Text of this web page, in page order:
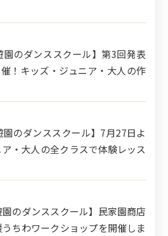
園のダンススクール】第3回発表
！キッズ・ジュニア・大人の作
園のダンススクール】7月27日よ
・大人の全クラスで体験レッス
園のダンススクール】民家園商店
ちわワークショップを開催しま